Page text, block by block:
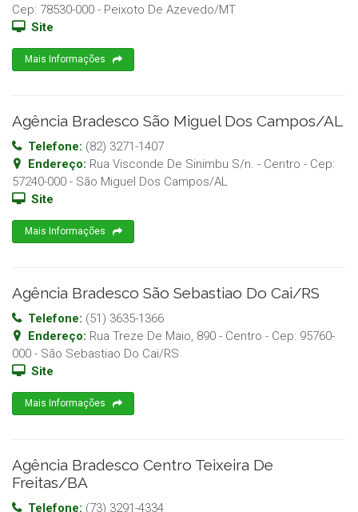
Cep: 78530-000 - Peixoto De Azevedo/MT
Site
Mais Informações
Agência Bradesco São Miguel Dos Campos/AL
Telefone: (82) 3271-1407
Endereço: Rua Visconde De Sinimbu S/n. - Centro - Cep:
57240-000 - São Miguel Dos Campos/AL
Site
Mais Informações
Agência Bradesco São Sebastiao Do Cai/RS
Telefone: (51) 3635-1366
Endereço: Rua Treze De Maio, 890 - Centro - Cep: 95760-
000 - São Sebastiao Do Cai/RS
Site
Mais Informações
Agência Bradesco Centro Teixeira De
Freitas/BA
Telefone: (73) 3291-4334